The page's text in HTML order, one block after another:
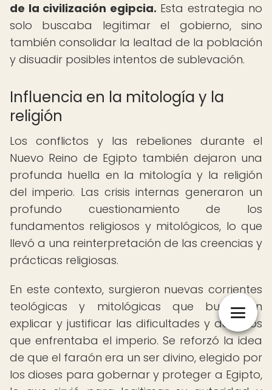
de la civilización egipcia. Esta estrategia no
solo buscaba legitimar el gobierno, sino
también consolidar la lealtad de la población
y disuadir posibles intentos de sublevación.
Influencia en la mitología y la
religión
Los conflictos y las rebeliones durante el
Nuevo Reino de Egipto también dejaron una
profunda huella en la mitología y la religión
del imperio. Las crisis internas generaron un
profundo cuestionamiento de los
fundamentos religiosos y mitológicos, lo que
llevó a una reinterpretación de las creencias y
prácticas religiosas.
En este contexto, surgieron nuevas corrientes
teológicas y mitológicas que buscaban
explicar y justificar las dificultades y desafíos
que enfrentaba el imperio. Se reforzó la idea
de que el faraón era un ser divino, elegido por
los dioses para gobernar y proteger a Egipto,